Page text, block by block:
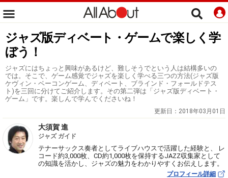
ジャズ版ディベート・ゲームで楽しく学
ぼう！
ジャズにはちょっと興味があるけど、難しそうでという人は結構多いの
では。そこで、ゲーム感覚でジャズを楽しく学べる三つの方法(ジャズ版
ケヴィン・ベーコンゲーム、ディベート、ブラインド・フォールドテス
ト)を三回に分けてご紹介します。その第二弾は「ジャズ版ディベート・
ゲーム」です。楽しんで学んでくださいね！
更新日： 2018年03月01日
大須賀 進
ジャズ ガイド
テナーサックス奏者としてライブハウスで活躍した経験と、 レ
コード約3,000枚、CD約1,000枚を保持するJAZZ収集家として
の知識を活かし、ジャズの魅力をわかりやすくお伝えします。
プロフィール詳細